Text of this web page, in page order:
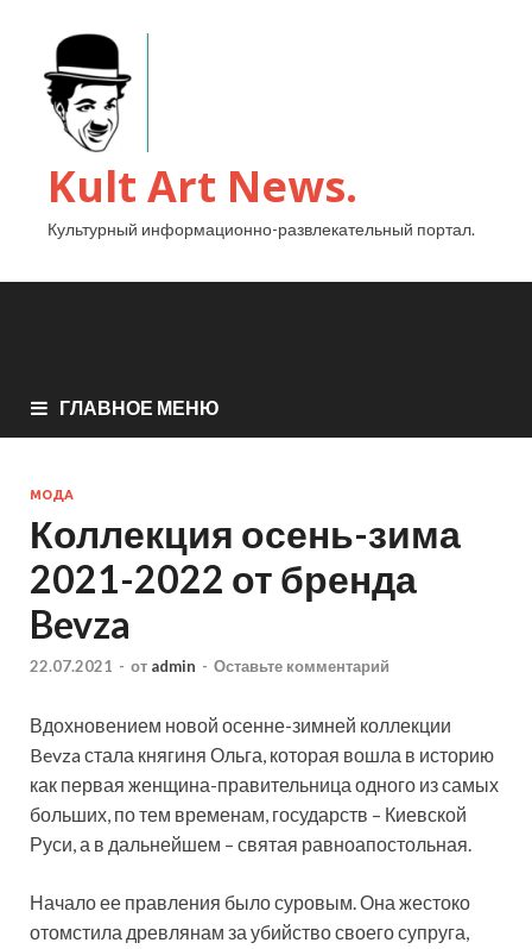
Kult Art News.
Культурный информационно-развлекательный портал.
ГЛАВНОЕ МЕНЮ
МОДА
Коллекция осень-зима
2021-2022 от бренда
Bevza
22.07.2021 - от admin - Оставьте комментарий
Вдохновением новой осенне-зимней коллекции
Bevza стала княгиня Ольга, которая вошла в историю
как первая женщина-правительница одного из самых
больших, по тем временам, государств – Киевской
Руси, а в дальнейшем – святая равноапостольная.
Начало ее правления былосуровым. Она жестоко
отомстила древлянам за убийство своего супруга,